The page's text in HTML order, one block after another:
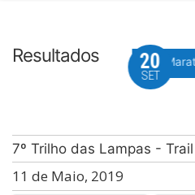
Resultados
do Avante! 2026 Meia
20
SET
7º Trilho das Lampas -
11 de Maio, 2019